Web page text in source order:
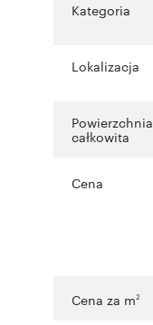
Kategoria
Lokalizacja
Powierzchnia
całkowita
Cena
Cena za m2